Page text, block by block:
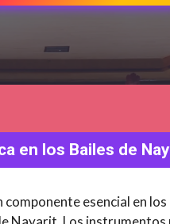
en los Bailes de
componente esencial en los